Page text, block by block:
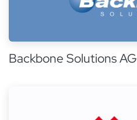
Backbone Solutions AG